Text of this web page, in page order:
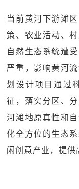
当前黄河下游滩
策、农业活动、
自然生态系统遭
严重，影响黄河
划设计项目通过
征，落实分区、
河滩地原真性和
化全方位的生态
闲创意产业，提供